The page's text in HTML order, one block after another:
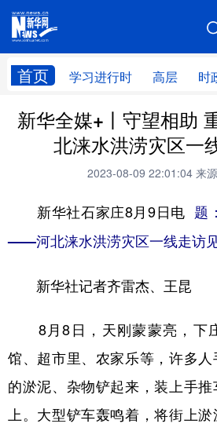
首页 学习进行时 高层 时
网站地图
学习进行时 高层
国际 财经
全
科技 科创
文化 书画
访谈 视频
食品 人居 信
学术中国 乡村振兴
城市 旅游
新华全媒+丨守望相助
北涞水洪涝灾区一
2023-08-09 22:01:04 来
新华社石家庄8月9日电 题
——河北涞水洪涝灾区一线走访
新华社记者齐雷杰、王昆
8月8日，天刚蒙蒙亮，下
馆、超市里、农家乐等，许多
的淤泥、杂物铲起来，装上手
上。大型铲车轰鸣着，将街上